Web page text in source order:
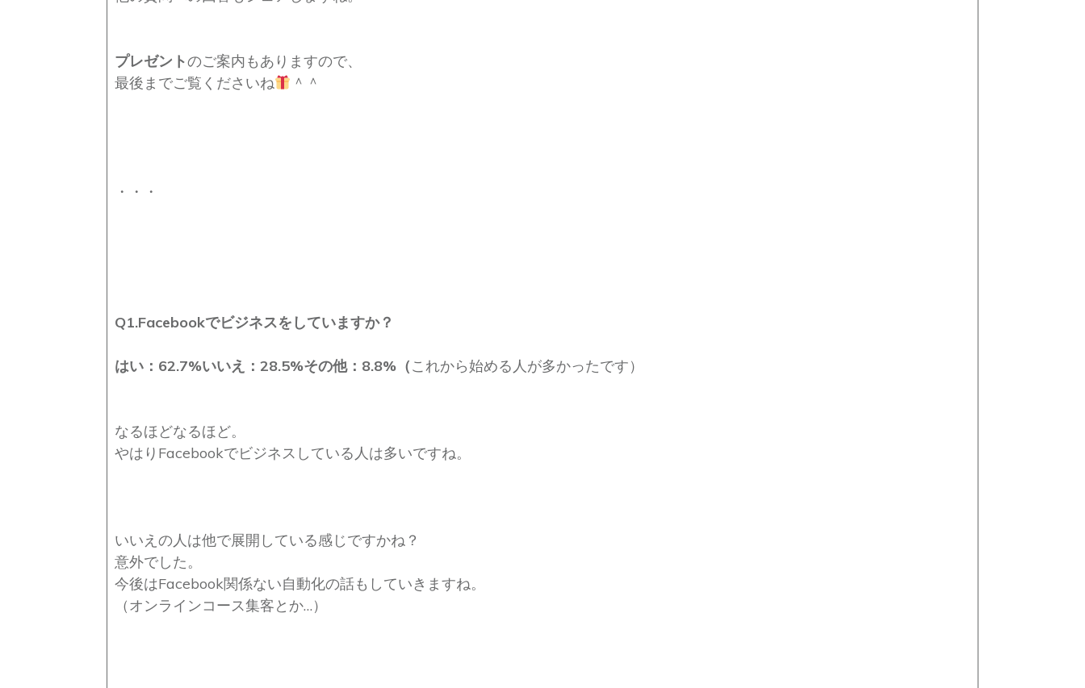
プレゼントのご案内もありますので、
最後までご覧くださいね
＾＾
・・・
Q1.Facebookでビジネスをしていますか？
はい：62.7%いいえ：28.5%その他：8.8%（これから始める人が多かったです）
なるほどなるほど。
やはりFacebookでビジネスしている人は多いですね。
いいえの人は他で展開している感じですかね？
意外でした。
今後はFacebook関係ない自動化の話もしていきますね。
（オンラインコース集客とか…）